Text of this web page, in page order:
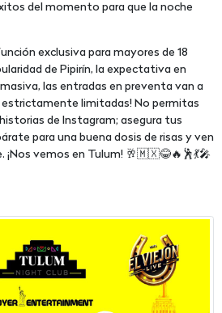
del momento para que la noche
exclusiva para mayores de 18
de Pipirín, la expectativa en
las entradas en preventa van a
estrictamente limitadas! No permitas
de Instagram; asegura tus
para una buena dosis de risas y ven
¡Nos vemos en Tulum! 🥂🇲🇽😂🔥🕺💃🎤